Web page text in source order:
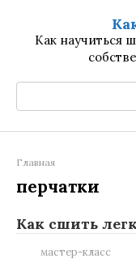
контентуКак научиться
Поиск:
Главная
перчатки
Как сшить
мастер-класс